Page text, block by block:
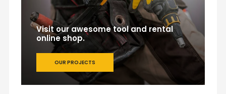
Visit our awesome tool and rental
online shop.
OUR PROJECTS